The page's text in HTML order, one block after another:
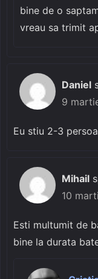
bine de o
vreau sa trimit
Daniel
9
Eu stiu 2-3
Mihail
10
Esti multumit de
bine la durata